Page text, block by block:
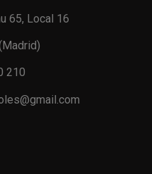
65, Local 16
210